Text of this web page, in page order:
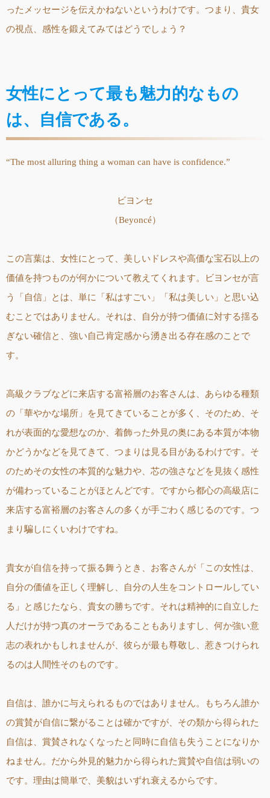
ったメッセージを伝えかねないというわけです。つまり、貴女
の視点、感性を鍛えてみてはどうでしょう？
女性にとって最も魅力的なもの
は、自信である。
“The most alluring thing a woman can have is confidence.”
ビヨンセ
（Beyoncé）
この言葉は、女性にとって、美しいドレスや高価な宝石以上の
価値を持つものが何かについて教えてくれます。ビヨンセが言
う「自信」とは、単に「私はすごい」「私は美しい」と思い込
むことではありません。それは、自分が持つ価値に対する揺る
ぎない確信と、強い自己肯定感から湧き出る存在感のことで
す。
高級クラブなどに来店する富裕層のお客さんは、あらゆる種類
の「華やかな場所」を見てきていることが多く、そのため、そ
れが表面的な愛想なのか、着飾った外見の奥にある本質が本物
かどうかなどを見てきて、つまりは見る目があるわけです。そ
のためその女性の本質的な魅力や、芯の強さなどを見抜く感性
が備わっていることがほとんどです。ですから都心の高級店に
来店する富裕層のお客さんの多くが手ごわく感じるのです。つ
まり騙しにくいわけですね。
貴女が自信を持って振る舞うとき、お客さんが「この女性は、
自分の価値を正しく理解し、自分の人生をコントロールしてい
る」と感じたなら、貴女の勝ちです。それは精神的に自立した
人だけが持つ真のオーラであることもありますし、何か強い意
志の表れかもしれませんが、彼らが最も尊敬し、惹きつけられ
るのは人間性そのものです。
自信は、誰かに与えられるものではありません。もちろん誰か
の賞賛が自信に繋がることは確かですが、その類から得られた
自信は、賞賛されなくなったと同時に自信も失うことになりか
ねません。だから外見的魅力から得られた賞賛や自信は弱いの
です。理由は簡単で、美貌はいずれ衰えるからです。